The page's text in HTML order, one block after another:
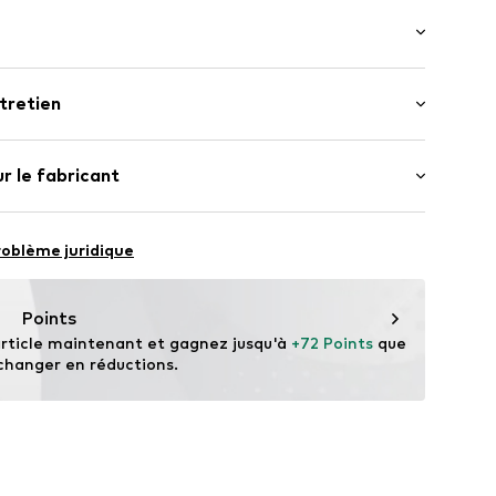
CC-C3823-59-S
normale
: 100% Coton
le fabricant
juridique
Points
maintenant et gagnez jusqu'à +72 Points que
en réductions.